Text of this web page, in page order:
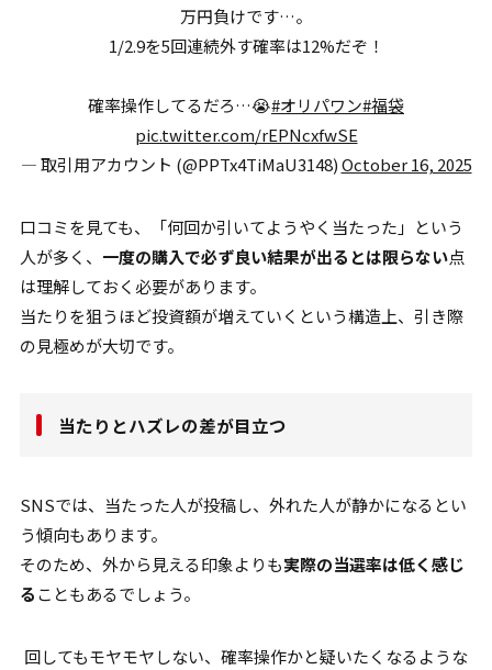
万円負けです…。
1/2.9を5回連続外す確率は12%だぞ！
確率操作してるだろ…😭#オリパワン#福袋
pic.twitter.com/rEPNcxfwSE
— 取引用アカウント (@PPTx4TiMaU3148)October 16, 2025
口コミを見ても、「何回か引いてようやく当たった」という
人が多く、 一度の購入で必ず良い結果が出るとは限らない点
は理解しておく必要があります。
当たりを狙うほど投資額が増えていくという構造上、引き際
の見極めが大切です。
当たりとハズレの差が目立つ
SNSでは、当たった人が投稿し、外れた人が静かになるとい
う傾向もあります。
そのため、外から見える印象よりも実際の当選率は低く感じ
ることもあるでしょう。
回してもモヤモヤしない、確率操作かと疑いたくなるような